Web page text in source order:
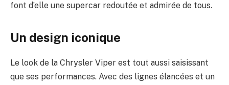
font d’elle une supercar redoutée et admirée de tous.
Un design iconique
Le look de la Chrysler Viper est tout aussi saisissant
que ses performances. Avec des lignes élancées et un